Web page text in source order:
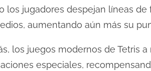
los jugadores despejan líneas
aumentando aún más su
los juegos modernos de Tetris
especiales,